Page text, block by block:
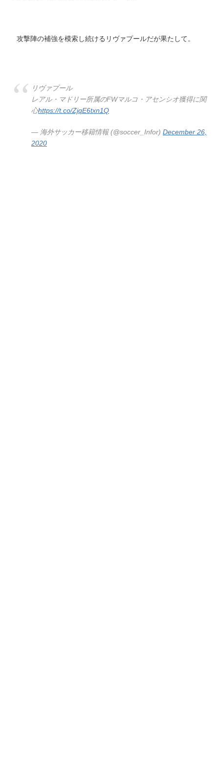
攻撃陣の補強を模索し続けるリヴァプールだが果たして。
リヴァプール
レアル・マドリー所属のFWマルコ・アセンシオ獲得に関
心https://t.co/ZjqE6txn1Q
— 海外サッカー移籍情報 (@soccer_Infor) December 26,
2020